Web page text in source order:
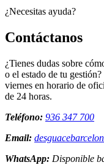
¿Necesitas ayuda?
Contáctanos
¿Tienes dudas sobre
o el estado de tu
viernes en horario de
de 24 horas.
Teléfono: 936 347 700
Email:
WhatsApp: Disponible